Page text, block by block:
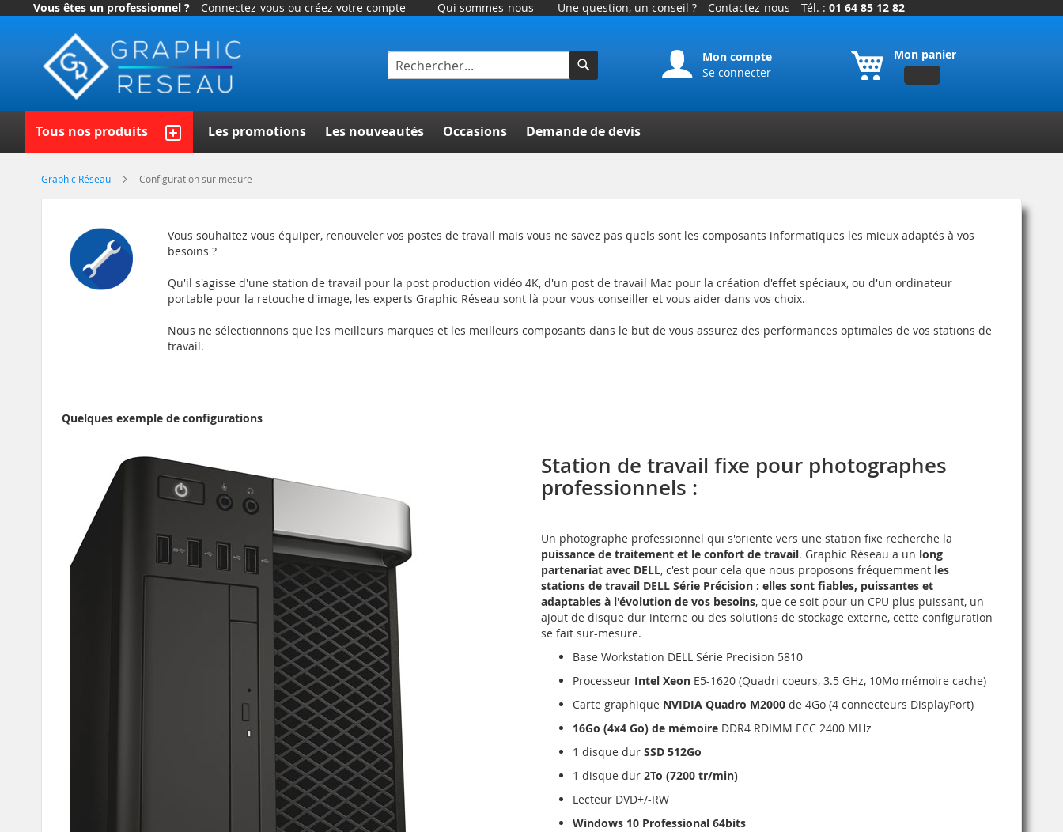
Vous êtes un professionnel ? Connectez-vous ou créez votre compte Qui sommes-nous Une question, un conseil ? Contactez-nous Tél. : 01 64 85 12 82 -
Allez
contenu
Mon panier
Mon compte
Se connecter
Tous nos produits Les promotions Les nouveautés Occasions Demande de devis
Graphic Réseau Configuration sur mesure
Vous souhaitez vous équiper, renouveler vos postes de travail mais vous ne savez pas quels sont les composants informatiques les mieux adaptés à vos
besoins ?
Qu'il s'agisse d'une station de travail pour la post production vidéo 4K, d'un post de travail Mac pour la création d'effet spéciaux, ou d'un ordinateur
portable pour la retouche d'image, les experts Graphic Réseau sont là pour vous conseiller et vous aider dans vos choix.
Nous ne sélectionnons que les meilleurs marques et les meilleurs composants dans le but de vous assurez des performances optimales de vos stations de
travail.
Quelques exemple de configurations
Station de travail fixe pour photographes
professionnels :
Un photographe professionnel qui s'oriente vers une station fixe recherche la
puissance de traitement et le confort de travail. Graphic Réseau a un long
partenariat avec DELL, c'est pour cela que nous proposons fréquemment les
stations de travail DELL Série Précision : elles sont fiables, puissantes et
adaptables à l'évolution de vos besoins, que ce soit pour un CPU plus puissant, un
ajout de disque dur interne ou des solutions de stockage externe, cette configuration
se fait sur-mesure.
Base Workstation DELL Série Precision 5810
Processeur Intel Xeon E5-1620 (Quadri coeurs, 3.5 GHz, 10Mo mémoire cache)
Carte graphique NVIDIA Quadro M2000 de 4Go (4 connecteurs DisplayPort)
16Go (4x4 Go) de mémoire DDR4 RDIMM ECC 2400 MHz
1 disque dur SSD 512Go
1 disque dur 2To (7200 tr/min)
Lecteur DVD+/-RW
Windows 10 Professional 64bits